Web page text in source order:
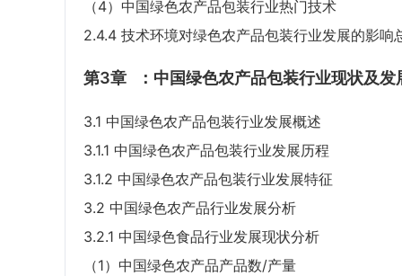
（4）中国绿色农产品包装行业热门技术
2.4.4 技术环境对绿色农产品包装行业发展的影响
第3章 ：中国绿色农产品包装行业现状及
3.1 中国绿色农产品包装行业发展概述
3.1.1 中国绿色农产品包装行业发展历程
3.1.2 中国绿色农产品包装行业发展特征
3.2 中国绿色农产品行业发展分析
3.2.1 中国绿色食品行业发展现状分析
（1）中国绿色农产品产品数/产量